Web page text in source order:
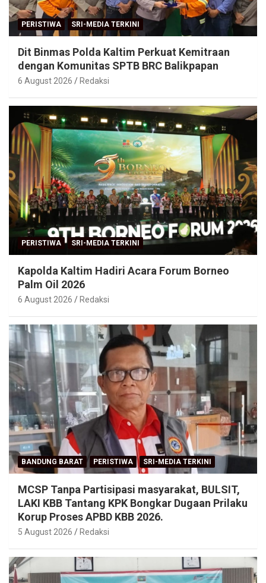
PERISTIWA SRI-MEDIA TERKINI
Dit Binmas Polda Kaltim Perkuat Kemitraan
dengan Komunitas SPTB BRC Balikpapan
6 August 2026 Redaksi
PERISTIWA SRI-MEDIA TERKINI
Kapolda Kaltim Hadiri Acara Forum Borneo
Palm Oil 2026
6 August 2026 Redaksi
BANDUNG BARAT PERISTIWA SRI-MEDIA TERKINI
MCSP Tanpa Partisipasi masyarakat, BULSIT,
LAKI KBB Tantang KPK Bongkar Dugaan Prilaku
Korup Proses APBD KBB 2026.
5 August 2026 Redaksi